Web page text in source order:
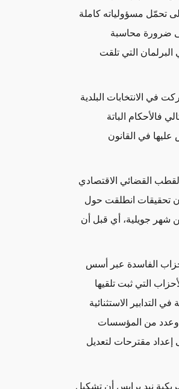
تحمّل مسؤولياته كاملة
إثر لقائه برئيس محكمة المحاسبات في 30 سبتمبر 2021 إلى ضرورة محاسبة
التي تلقت
حكما ابتدائيا بإسقاط 80 قائمة شاركت في الانتخابات البلدية
فالأحكام الباتة
في القانون
القضائي الاقتصادي
أن تحقيقات انطلقت حول
شهر جويلية، أي قبل أن
الفاسدة عبر أسس
التي ثبت تلقيها
التدابير الاستثنائية
وعدد من المؤسسات
إعداد مقترحات لتعديل
نيد برايس أن تشكيل